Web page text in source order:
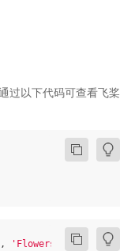
过以下代码可查看飞桨
, 'Flowers' , 'Cifar10'